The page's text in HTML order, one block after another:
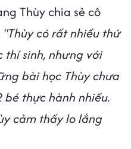
Thùy chia sẻ cô
"Thùy có rất nhiều thứ
thí sinh, nhưng với
bài học Thùy chưa
thực hành nhiều.
cảm thấy lo lắng